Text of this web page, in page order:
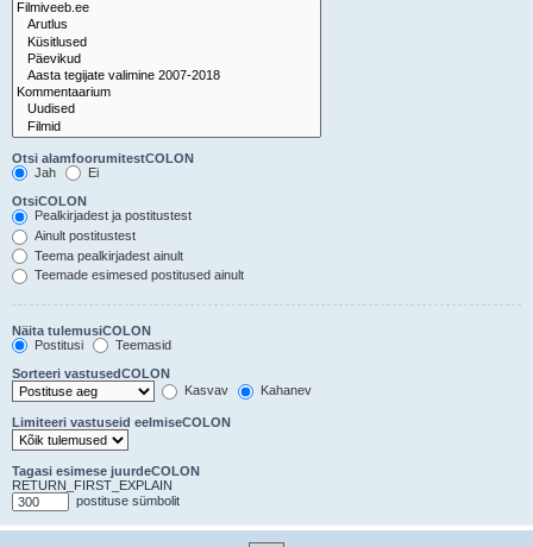
Otsi alamfoorumitestCOLON
Jah
Ei
OtsiCOLON
Pealkirjadest ja postitustest
Ainult postitustest
Teema pealkirjadest ainult
Teemade esimesed postitused ainult
Näita tulemusiCOLON
Postitusi
Teemasid
Sorteeri vastusedCOLON
Kasvav
Kahanev
Limiteeri vastuseid eelmiseCOLON
Tagasi esimese juurdeCOLON
RETURN_FIRST_EXPLAIN
postituse sümbolit